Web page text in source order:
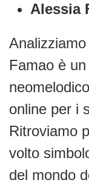
Alessia
Famao è
online per i
Ritroviamo
volto
del mondo